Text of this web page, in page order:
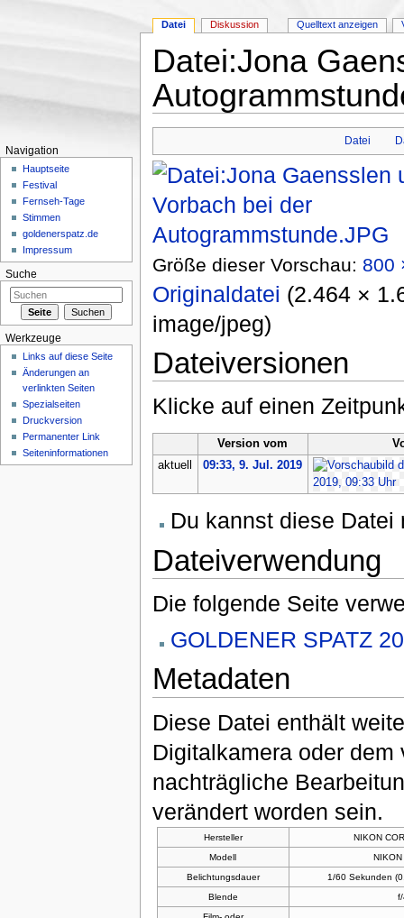
Datei:Jona
Datei
Größe dieser Vorschau: 800
Originaldatei (2.464 ×
image/jpeg)
Dateiversionen
Klicke auf einen
Version vom
aktuell
09:33, 9. Jul. 2019
Du kannst diese
Dateiverwendung
Die folgende Seite
GOLDENER SPATZ
Metadaten
Diese Datei enthält
Digitalkamera oder
nachträgliche
verändert worden sein.
Hersteller
NIKON
Modell
Belichtungsdauer
1/60 Sekunden
Blende
Datei Diskussion Quelltext anzeigen
Navigation
Hauptseite
Festival
Fernseh-Tage
Stimmen
goldenerspatz.de
Impressum
Suche
Werkzeuge
Links auf diese Seite
Änderungen an
verlinkten Seiten
Spezialseiten
Druckversion
Permanenter Link
Seiten­informationen